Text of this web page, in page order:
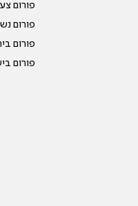
פורום
פורום
פורום
פורום